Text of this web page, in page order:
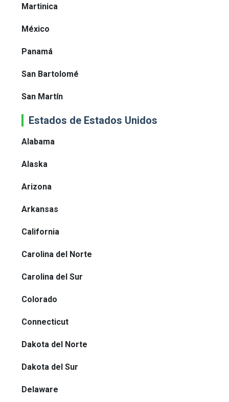
Martinica
México
Panamá
San Bartolomé
San Martín
Estados de Estados Unidos
Alabama
Alaska
Arizona
Arkansas
California
Carolina del Norte
Carolina del Sur
Colorado
Connecticut
Dakota del Norte
Dakota del Sur
Delaware